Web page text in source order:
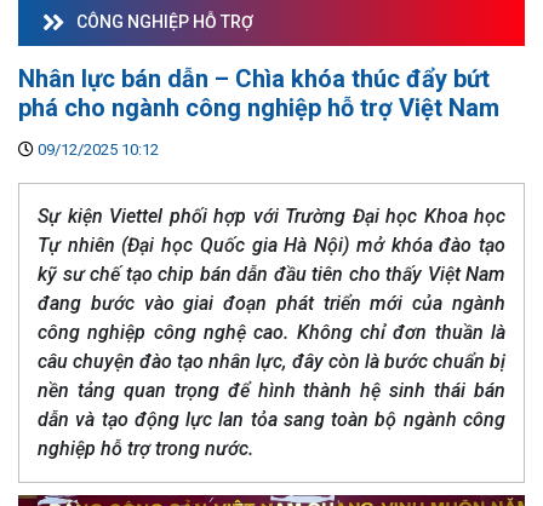
CÔNG NGHIỆP HỖ TRỢ
Nhân lực bán dẫn – Chìa khóa thúc đẩy bứt
phá cho ngành công nghiệp hỗ trợ Việt Nam
09/12/2025 10:12
Sự kiện Viettel phối hợp với Trường Đại học Khoa học
Tự nhiên (Đại học Quốc gia Hà Nội) mở khóa đào tạo
kỹ sư chế tạo chip bán dẫn đầu tiên cho thấy Việt Nam
đang bước vào giai đoạn phát triển mới của ngành
công nghiệp công nghệ cao. Không chỉ đơn thuần là
câu chuyện đào tạo nhân lực, đây còn là bước chuẩn bị
nền tảng quan trọng để hình thành hệ sinh thái bán
dẫn và tạo động lực lan tỏa sang toàn bộ ngành công
nghiệp hỗ trợ trong nước.